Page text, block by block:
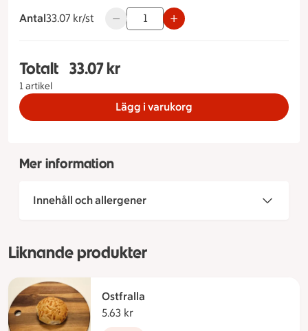
Antal
33.07 kronor styck
33.07 kr/st Använd knapparna för att minska eller
Totalt
1 artikel
Totalt 1 stycken Valnötsbröd, 33.07 kronor
33.07 kr
Lägg i varukorg
Mer information
Innehåll och allergener
Liknande produkter
Ostfralla
5.63 kr